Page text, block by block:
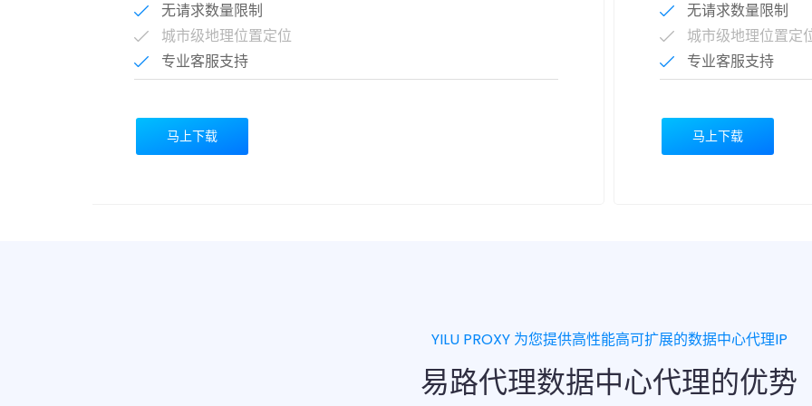
无请求数量限制
城市级地理位置定位
专业客服支持
马上下载
无请求数量限制
城市级地理位置定
专业客服支持
马上下载
YILU PROXY 为您提供高性能高可扩展的数据中心代理IP
易路代理数据中心代理的优势